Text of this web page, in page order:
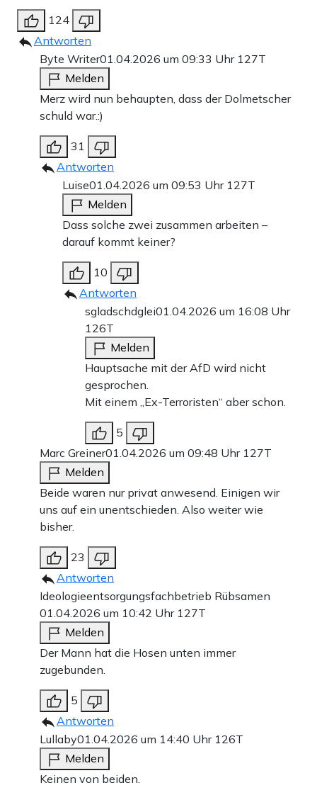
124
Antworten
Byte Writer01.04.2026 um 09:33 Uhr 127T
Melden
Merz wird nun behaupten, dass der Dolmetscher
schuld war.:)
31
Antworten
Luise01.04.2026 um 09:53 Uhr 127T
Melden
Dass solche zwei zusammen arbeiten –
darauf kommt keiner?
10
Antworten
sgladschdglei01.04.2026 um 16:08 Uhr
126T
Melden
Hauptsache mit der AfD wird nicht
gesprochen.
Mit einem „Ex-Terroristen“ aber schon.
5
Marc Greiner01.04.2026 um 09:48 Uhr 127T
Melden
Beide waren nur privat anwesend. Einigen wir
uns auf ein unentschieden. Also weiter wie
bisher.
23
Antworten
Ideologieentsorgungsfachbetrieb Rübsamen
01.04.2026 um 10:42 Uhr 127T
Melden
Der Mann hat die Hosen unten immer
zugebunden.
5
Antworten
Lullaby01.04.2026 um 14:40 Uhr 126T
Melden
Keinen von beiden.